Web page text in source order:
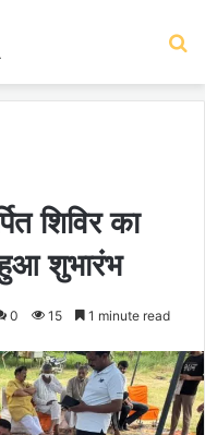
शिविर का
शुभारंभ
0 15 1 minute read